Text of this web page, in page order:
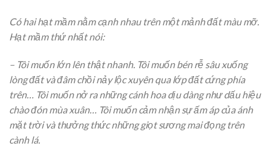
Có hai hạt mầm nằm cạnh nhau trên một mảnh đất màu mỡ.
Hạt mầm thứ nhất nói:
– Tôi muốn lớn lên thật nhanh. Tôi muốn bén rễ sâu xuống
lòng đất và đâm chồi nảy lộc xuyên qua lớp đất cứng phía
trên… Tôi muốn nở ra những cánh hoa dịu dàng như dấu hiệu
chào đón mùa xuân… Tôi muốn cảm nhận sự ấm áp của ánh
mặt trời và thưởng thức những giọt sương mai đọng trên
cành lá.